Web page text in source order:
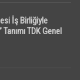
İş Birliğiyle
TDK Genel